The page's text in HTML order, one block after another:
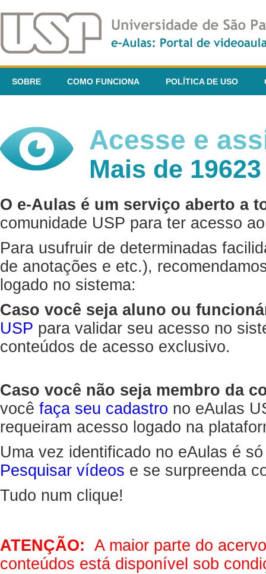
SOBRE COMO FUNCIONA POLÍTICA DE USO
Acesse e
Mais de
O e-Aulas é um serviço aberto a
comunidade USP para ter acesso
Para usufruir de determinadas
de anotações e etc.),
logado no sistema:
Caso você seja aluno ou
USP para validar seu acesso no
conteúdos de acesso exclusivo.
Caso você não seja membro da
você faça seu cadastro no eAulas
requeiram acesso logado na
Uma vez identificado no eAulas é
Pesquisar vídeos e se surpreenda
Tudo num clique!
ATENÇÃO: A maior parte do
conteúdos está disponível sob